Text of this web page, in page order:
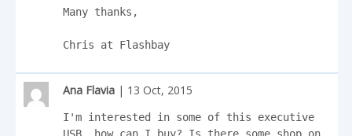
Many thanks,
Chris at Flashbay
Ana Flavia | 13 Oct, 2015
I'm interested in some of this executive